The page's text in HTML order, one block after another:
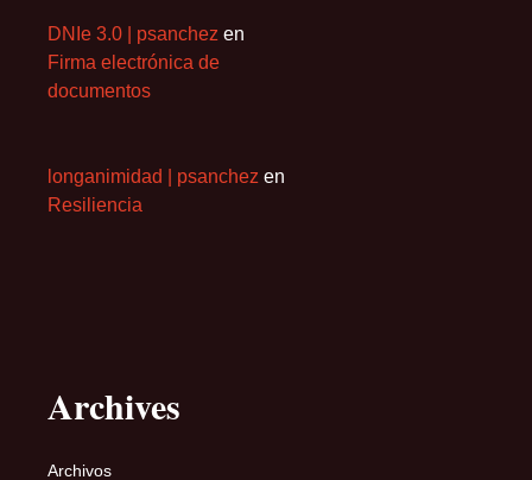
DNIe 3.0 | psanchez en
Firma electrónica de
documentos
longanimidad | psanchez en
Resiliencia
Archives
Archivos